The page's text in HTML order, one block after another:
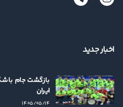
اخبار جدید
بازگشت جام
ایران
۱۴۰۵/۰۵/۱۴